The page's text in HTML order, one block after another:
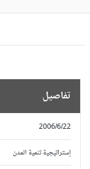
تفاصيل
2006/6/22
إستراتيجية تنمية المدن